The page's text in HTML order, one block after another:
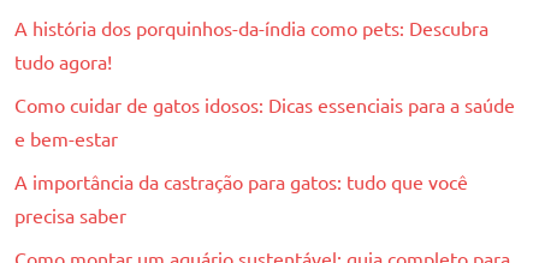
A história dos porquinhos-da-índia como pets: Descubra
tudo agora!
Como cuidar de gatos idosos: Dicas essenciais para a saúde
e bem-estar
A importância da castração para gatos: tudo que você
precisa saber
Como montar um aquário sustentável: guia completo para